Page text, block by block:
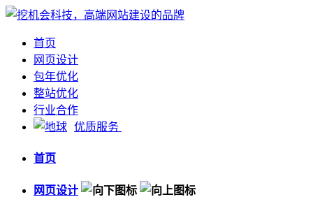
首页
网页设计
包年优化
整站优化
行业合作
优质服务
首页
网页设计